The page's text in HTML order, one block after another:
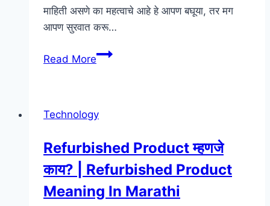
माहिती असणे का महत्वाचे आहे हे आपण बघूया, तर मग
आपण सुरवात करू…
Read Moreफायरवॉल
Firewall
In
Marathi
Technology
Refurbished Product म्हणजे
काय? | Refurbished Product
Meaning In Marathi